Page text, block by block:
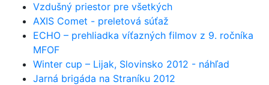
Vzdušný priestor pre všetkých
AXIS Comet - preletová súťaž
ECHO – prehliadka víťazných filmov z 9. ročníka
MFOF
Winter cup – Lijak, Slovinsko 2012 - náhľad
Jarná brigáda na Straníku 2012